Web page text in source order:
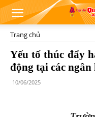
Trang chủ
Yếu tố thúc đẩy
động tại các ngân
10/06/2025